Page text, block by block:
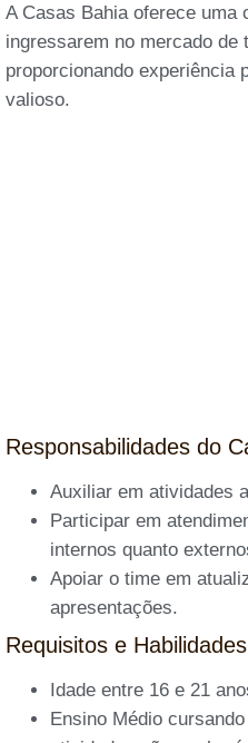
A Casas Bahia oferece uma
ingressarem no mercado de
proporcionando experiência
valioso.
Responsabilidades do
Auxiliar em atividades
Participar em
internos quanto
Apoiar o time em
apresentações.
Requisitos e Habilidades
Idade entre 16 e 21
Ensino Médio